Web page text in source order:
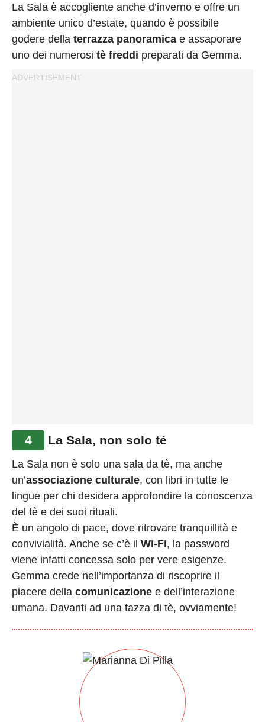
La Sala è accogliente anche d’inverno e offre un
ambiente unico d’estate, quando è possibile
godere della terrazza panoramica e assaporare
uno dei numerosi tè freddi preparati da Gemma.
4 La Sala, non solo té
La Sala non è solo una sala da tè, ma anche
un’associazione culturale, con libri in tutte le
lingue per chi desidera approfondire la conoscenza
del tè e dei suoi rituali.
È un angolo di pace, dove ritrovare tranquillità e
convivialità. Anche se c’è il Wi-Fi, la password
viene infatti concessa solo per vere esigenze.
Gemma crede nell’importanza di riscoprire il
piacere della comunicazione e dell’interazione
umana. Davanti ad una tazza di tè, ovviamente!